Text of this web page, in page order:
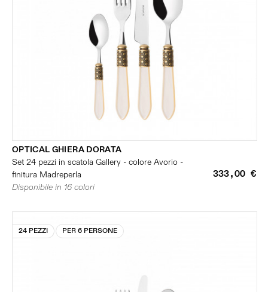
OPTICAL GHIERA DORATA
Set 24 pezzi in scatola Gallery - colore Avorio -
finitura Madreperla
333,00 €
Disponibile in 16 colori
24 PEZZI PER 6 PERSONE